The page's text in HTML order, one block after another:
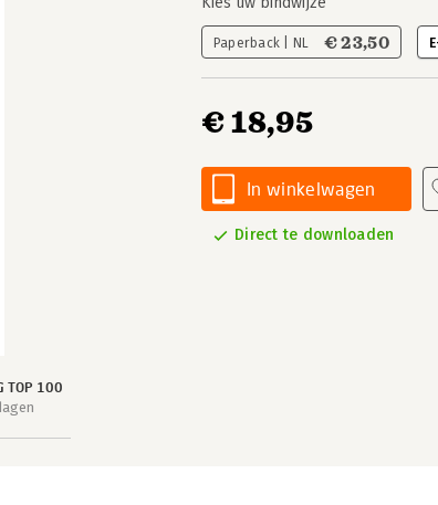
TOP 100
Paperback | NL € 23,50
€ 18,95
In winkelwagen
Direct te downloaden